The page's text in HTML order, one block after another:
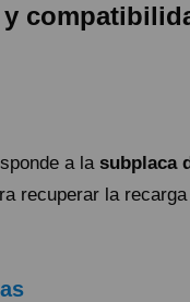
a la subplaca
recuperar la